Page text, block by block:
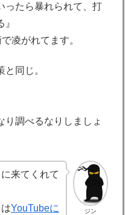
ったら暴れられて、打
凌がれてます。
同じ。
り調べるなりしましょ
ジン
来てくれて
YouTubeに